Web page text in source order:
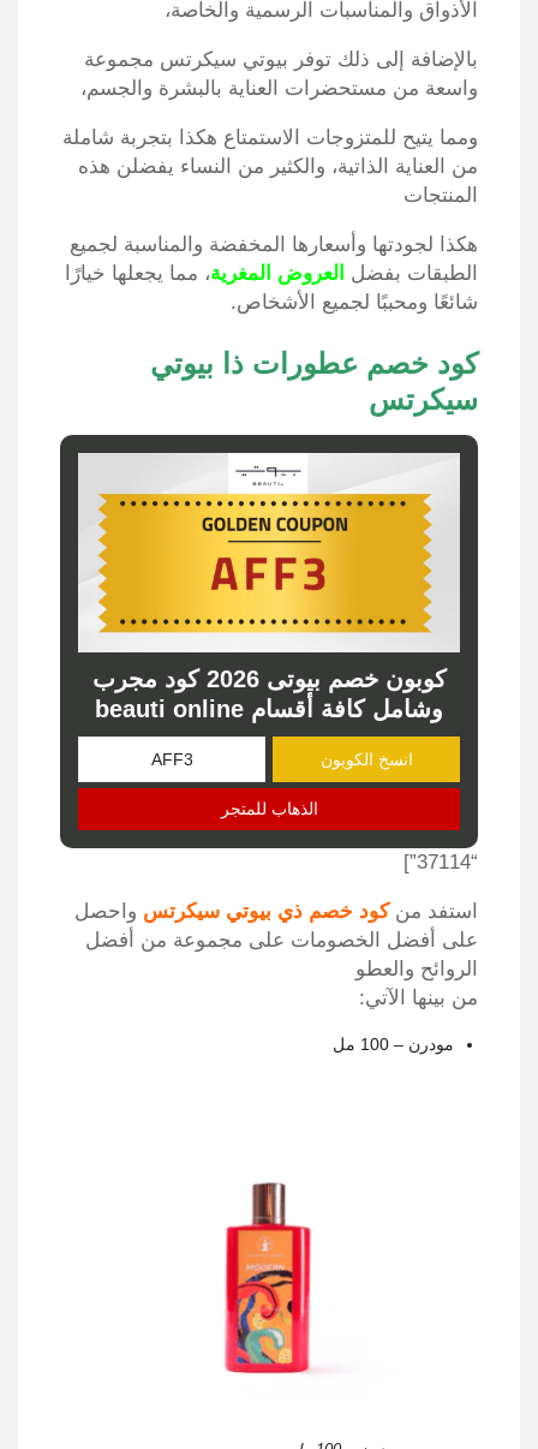
الأذواق والمناسبات الرسمية والخاصة،
بالإضافة إلى ذلك توفر بيوتي سيكرتس مجموعة
واسعة من مستحضرات العناية بالبشرة والجسم،
ومما يتيح للمتزوجات الاستمتاع هكذا بتجربة شاملة
من العناية الذاتية، والكثير من النساء يفضلن هذه
المنتجات
هكذا لجودتها وأسعارها المخفضة والمناسبة لجميع
الطبقات بفضل العروض المغرية، مما يجعلها خيارًا
شائعًا ومحببًا لجميع الأشخاص.
كود خصم عطورات ذا بيوتي
سيكرتس
كوبون خصم بيوتى 2026 كود مجرب
وشامل كافة أقسام beauti online
انسخ الكوبون
الذهاب للمتجر
“37114”]
استفد منكود خصم ذي بيوتي سيكرتس واحصل
على أفضل الخصومات على مجموعة من أفضل
الروائح والعطو
من بينها الآتي:
مودرن – 100 مل